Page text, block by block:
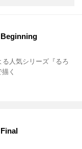
Beginning
人気シリーズ『るろ
く